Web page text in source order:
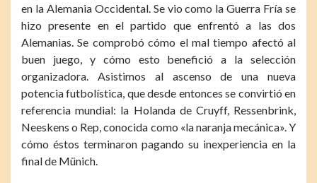
en la Alemania Occidental. Se vio como la Guerra Fría se
hizo presente en el partido que enfrentó a las dos
Alemanias. Se comprobó cómo el mal tiempo afectó al
buen juego, y cómo esto benefició a la selección
organizadora. Asistimos al ascenso de una nueva
potencia futbolística, que desde entonces se convirtió en
referencia mundial: la Holanda de Cruyff, Ressenbrink,
Neeskens o Rep, conocida como «la naranja mecánica». Y
cómo éstos terminaron pagando su inexperiencia en la
final de Münich.